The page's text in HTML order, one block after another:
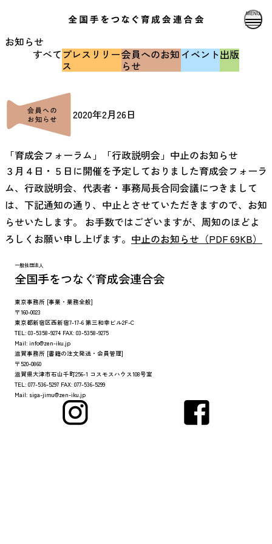
MENU
お知らせ
すべて プレスリリー
ス
会員へのお知
らせ
イベント出版
2020年2月26日
「育成会フォーラム」「行政説明会」中止のお知らせ
３月４日・５日に開催を予定しておりました育成会フォーラ
ム、行政説明会、代表者・事務局長合同会議につきまして
は、下記通知の通り、中止とさせていただきますので、お知
らせいたします。 お手数ではございますが、周知のほどよ
ろしくお願い申し上げます。 中止のお知らせ（PDF 69KB）
一般社団法人
全国手をつなぐ育成会連合会
東京事務所 [事業・業務全般]
〒160-0023
東京都新宿区西新宿7-17-6 第三和幸ビル2F-C
TEL: 03-5358-9274 FAX: 03-5358-9275
Mail: info@zen-iku.jp
滋賀事務所 [書籍の注文発送・会員管理]
〒520-0860
滋賀県大津市石山千町256-1 コスモスハウス108号室
TEL: 077-536-5297 FAX: 077-536-5299
Mail: siga-jimu@zen-iku.jp